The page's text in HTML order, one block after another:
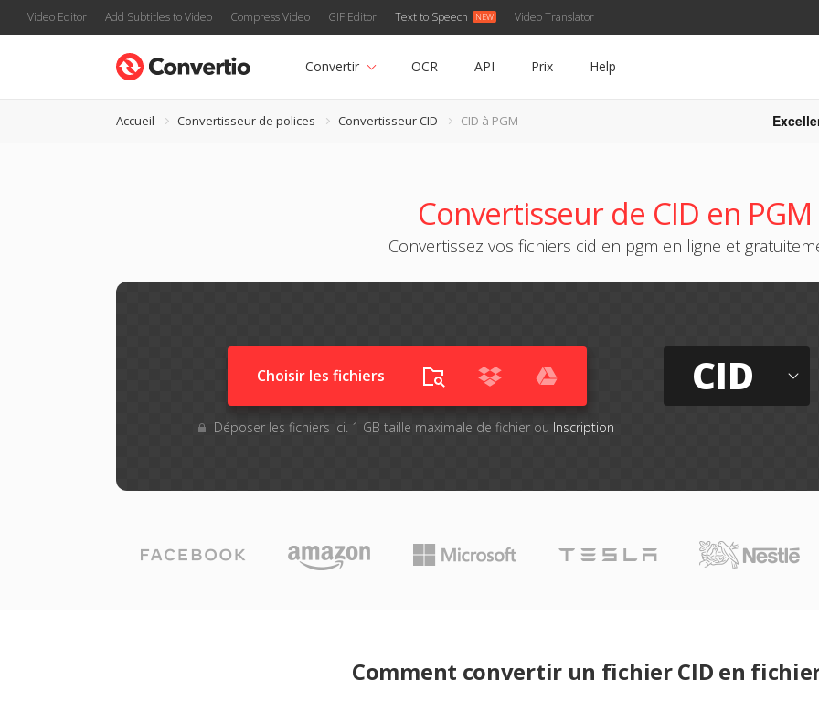
Video Editor Add Subtitles to Video Compress Video GIF Editor Text to Speech Video Translator
Convertir OCR API Prix Help
Accueil Convertisseur de polices Convertisseur CID CID à PGM
Convertisseur de CID en PGM
Convertissez vos fichiers cid en pgm en ligne et
Choisir les fichiers
Déposer les fichiers ici. 1 GB taille maximale de fichier ou Inscription
CID
Comment convertir un fichier CID en